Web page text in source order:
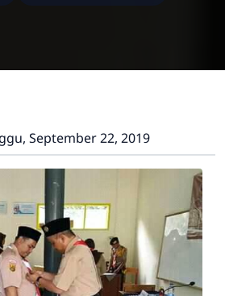
September 22, 2019